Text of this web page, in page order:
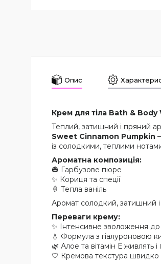
Опис
Крем для тіла Bath &
Теплий, затишний і пряний
Sweet Cinnamon Pumpkin
із солодкими, теплими
Ароматна композиція:
🎃 Гарбузове пюре
✨ Кориця та спеції
🍦 Тепла ваніль
Аромат солодкий, затишний
Переваги крему:
✨ Інтенсивне зволоження
💧 Формула з гіалуроновою
🌿 Алое та вітамін Е живлять
🤍 Кремова текстура швидко